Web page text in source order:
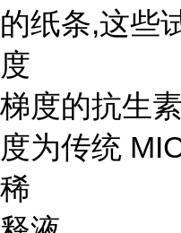
的纸条,这些
度
梯度的抗生
度为传统
稀